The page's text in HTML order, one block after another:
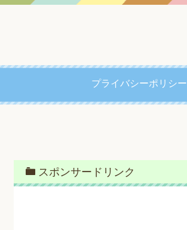
プライバシーポリシー
スポンサードリンク